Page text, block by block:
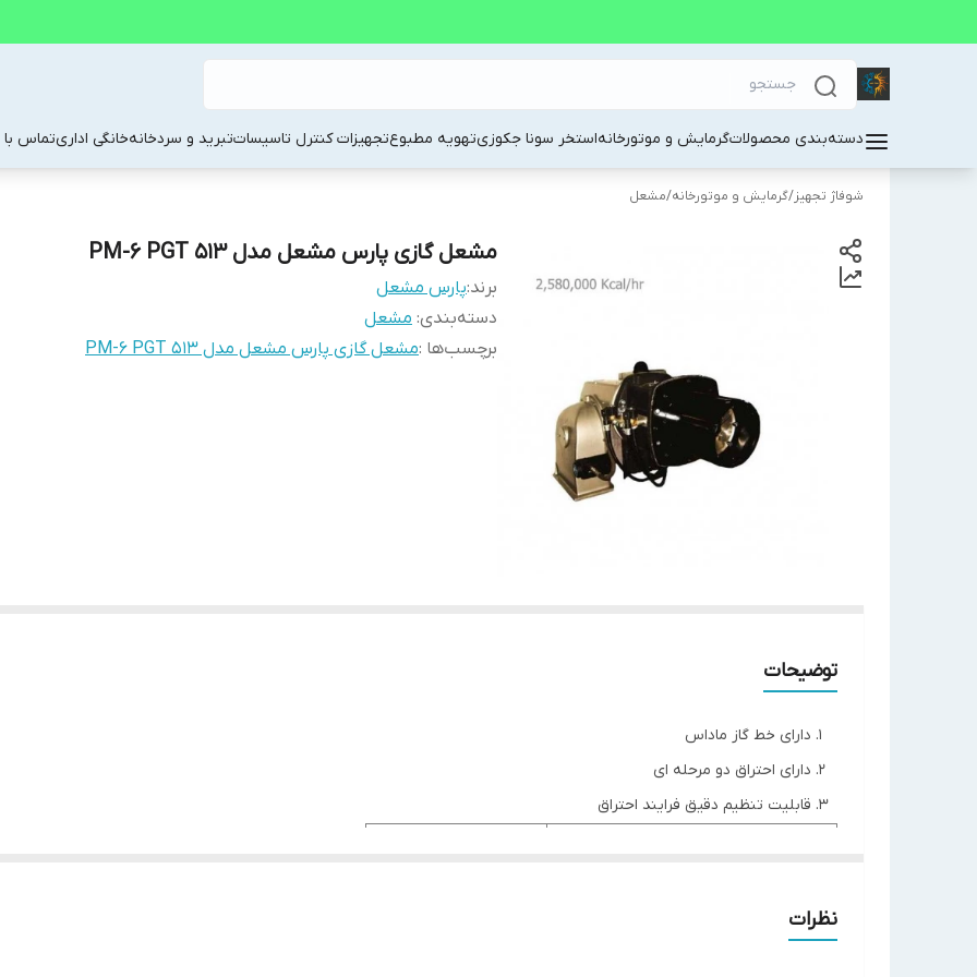
دسته‌بندی محصولاتگرمایش و موتورخانهاستخر سونا جکوزیتهویه مطبوعتجهیزات کنترل تاسیساتتبرید و سردخانهخانگی اداریتماس با
شوفاژ تجهیز/گرمایش و موتورخانه/مشعل
مشعل گازی پارس مشعل مدل PM-6 PGT 513
برند:پارس مشعل
دسته‌بندی: مشعل
برچسب‌ها :مشعل گازی پارس مشعل مدل PM-6 PGT 513
توضیحات
دارای خط گاز ماداس
دارای احتراق دو مرحله ای
قابلیت تنظیم دقیق فرایند احتراق
نظرات